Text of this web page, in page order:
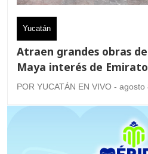
Yucatán
Atraen grandes obras
Maya interés de
POR YUCATÁN EN VIVO - agosto